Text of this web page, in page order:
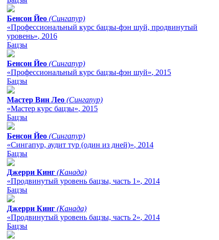
Бенсон Йео (Сингапур)
«Профессиональный курс бацзы-фэн шуй, продвинутый
уровень», 2016
Бацзы
Бенсон Йео (Сингапур)
«Профессиональный курс бацзы-фэн шуй», 2015
Бацзы
Мастер Вин Лео (Сингапур)
«Мастер курс бацзы», 2015
Бацзы
Бенсон Йео (Сингапур)
«Сингапур, аудит тур (один из дней)», 2014
Бацзы
Джерри Кинг (Канада)
«Продвинутый уровень бацзы, часть 1», 2014
Бацзы
Джерри Кинг (Канада)
«Продвинутый уровень бацзы, часть 2», 2014
Бацзы